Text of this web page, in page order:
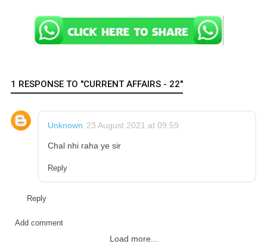
1 RESPONSE TO "CURRENT AFFAIRS - 22"
Unknown 23 August 2021 at 09:59
Chal nhi raha ye sir
Reply
Reply
Add comment
Load more...